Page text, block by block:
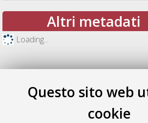
Questo sito web
cookie
Altri metadati
Loading...